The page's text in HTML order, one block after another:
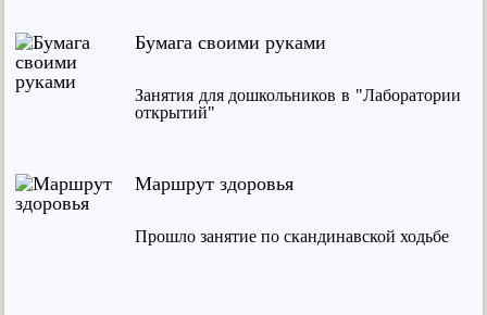
Бумага своими руками
Занятия для дошкольников в "Лаборатории
открытий"
Маршрут здоровья
Прошло занятие по скандинавской ходьбе